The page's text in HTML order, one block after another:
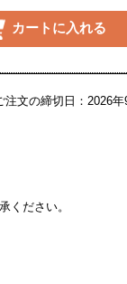
カートに入れる
文の締切日：2026年
ください。